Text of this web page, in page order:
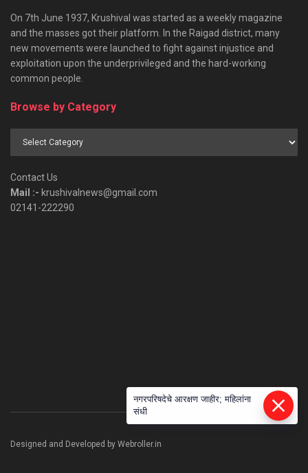
On 7th June 1937, Krushival was started as a weekly magazine
and the masses got their platform. In the Raigad district, many
new movements were launched to fight against injustice and
exploitation upon the underprivileged and the hard-working
common people.
Browse by Category
Browse
Contact Us
Mail :- krushivalnews@gmail.com
02141-222290
Designed and Developed by Webroller.in
नगरपरिषदेचे आरक्षण जाहीर; महिलांना
संधी